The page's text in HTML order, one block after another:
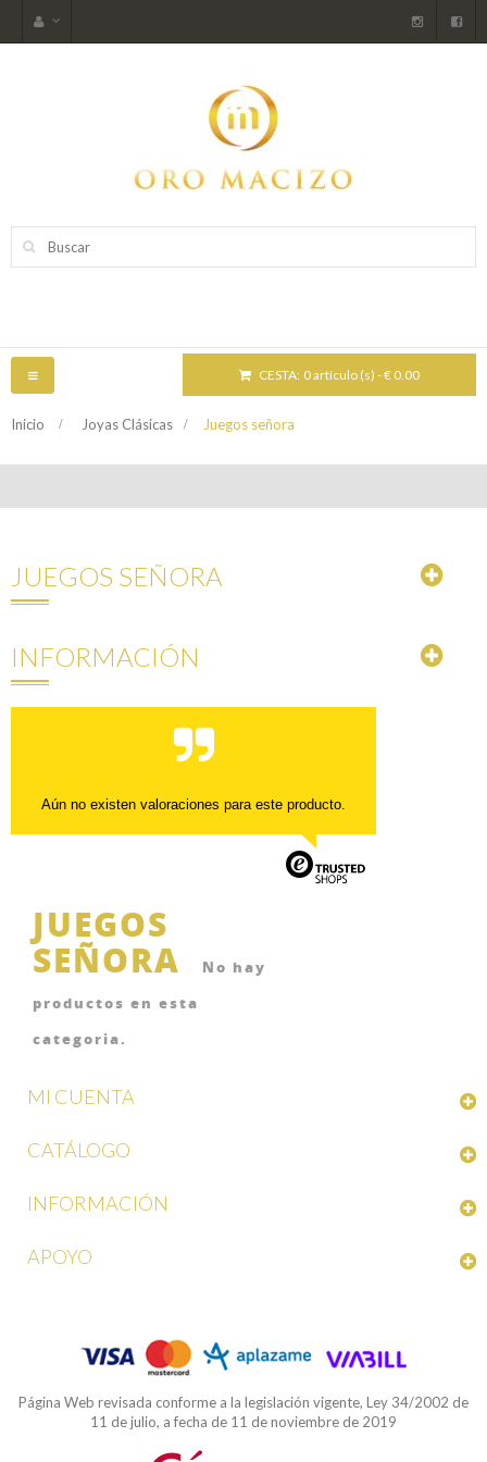
CESTA: 0 artículo (s) - € 0.00
NAVEGACIÓN
TOGGLE
Inicio > Joyas Clásicas > Juegos señora
JUEGOS SEÑORA
INFORMACIÓN
Aún no existen valoraciones para este producto.
JUEGOS
SEÑORA
No hay
productos en esta
categoria.
MI CUENTA
CATÁLOGO
INFORMACIÓN
APOYO
Página Web revisada conforme a la legislación vigente, Ley 34/2002 de
11 de julio, a fecha de 11 de noviembre de 2019